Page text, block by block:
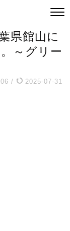
県館山に
～グリー
/ 2025-07-31